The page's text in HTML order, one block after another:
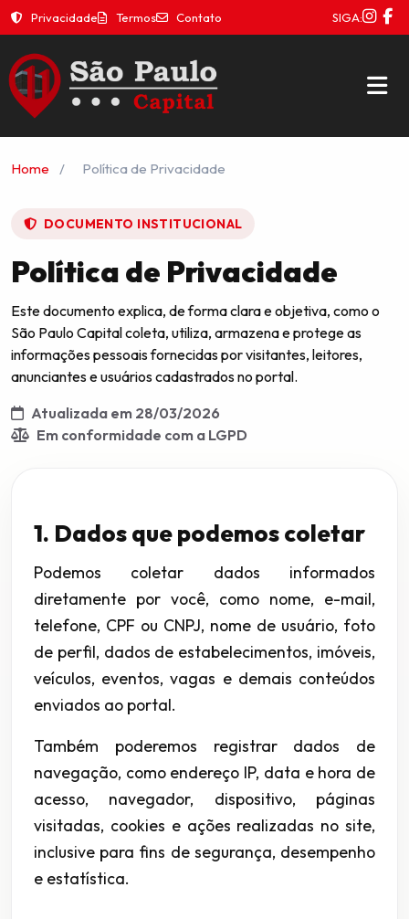
Privacidade Termos Contato SIGA:
Home / Política de Privacidade
DOCUMENTO INSTITUCIONAL
Política de Privacidade
Este documento explica, de forma clara e objetiva, como o
São Paulo Capital coleta, utiliza, armazena e protege as
informações pessoais fornecidas por visitantes, leitores,
anunciantes e usuários cadastrados no portal.
Atualizada em 28/03/2026
Em conformidade com a LGPD
1. Dados que podemos coletar
Podemos coletar dados informados
diretamente por você, como nome, e-mail,
telefone, CPF ou CNPJ, nome de usuário, foto
de perfil, dados de estabelecimentos, imóveis,
veículos, eventos, vagas e demais conteúdos
enviados ao portal.
Também poderemos registrar dados de
navegação, como endereço IP, data e hora de
acesso, navegador, dispositivo, páginas
visitadas, cookies e ações realizadas no site,
inclusive para fins de segurança, desempenho
e estatística.